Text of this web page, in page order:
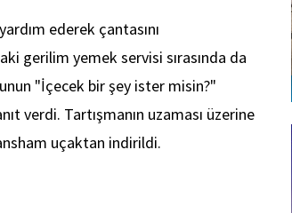
ederek çantasını
gerilim yemek servisi sırasında da
"İçecek bir şey ister misin?"
verdi. Tartışmanın uzaması üzerine
uçaktan indirildi.